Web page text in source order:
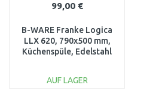
99,00 €
B-WARE Franke Logica
LLX 620, 790x500 mm,
Küchenspüle, Edelstahl
AUF LAGER